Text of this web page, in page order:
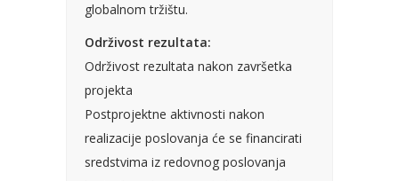
globalnom tržištu.
Održivost rezultata:
Održivost rezultata nakon završetka
projekta
Postprojektne aktivnosti nakon
realizacije poslovanja će se financirati
sredstvima iz redovnog poslovanja